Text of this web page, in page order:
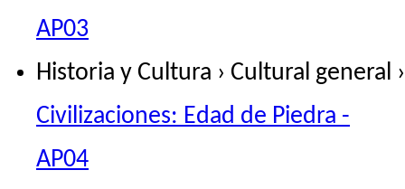
AP03
Historia y Cultura › Cultural general ›
Civilizaciones: Edad de Piedra -
AP04